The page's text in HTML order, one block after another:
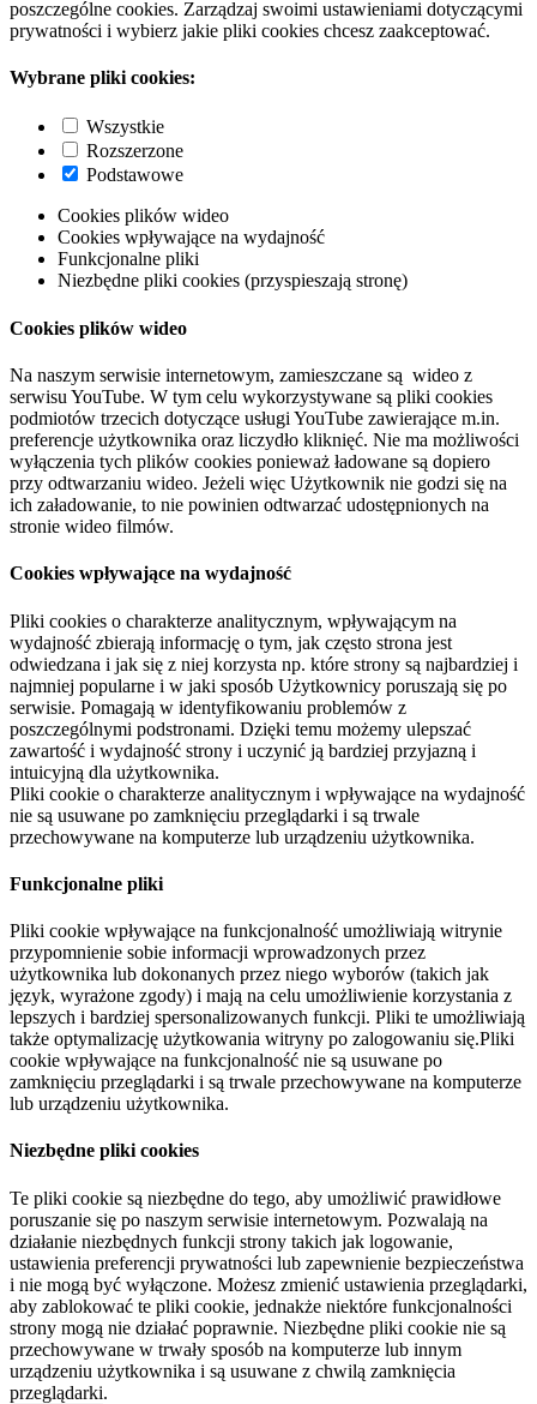
poszczególne cookies. Zarządzaj swoimi ustawieniami dotyczącymi
prywatności i wybierz jakie pliki cookies chcesz zaakceptować.
Wybrane pliki cookies:
Wszystkie
Rozszerzone
Podstawowe
Cookies plików wideo
Cookies wpływające na wydajność
Funkcjonalne pliki
Niezbędne pliki cookies (przyspieszają stronę)
Cookies plików wideo
Na naszym serwisie internetowym, zamieszczane są wideo z
serwisu YouTube. W tym celu wykorzystywane są pliki cookies
podmiotów trzecich dotyczące usługi YouTube zawierające m.in.
preferencje użytkownika oraz liczydło kliknięć. Nie ma możliwości
wyłączenia tych plików cookies ponieważ ładowane są dopiero
przy odtwarzaniu wideo. Jeżeli więc Użytkownik nie godzi się na
ich załadowanie, to nie powinien odtwarzać udostępnionych na
stronie wideo filmów.
Cookies wpływające na wydajność
Pliki cookies o charakterze analitycznym, wpływającym na
wydajność zbierają informację o tym, jak często strona jest
odwiedzana i jak się z niej korzysta np. które strony są najbardziej i
najmniej popularne i w jaki sposób Użytkownicy poruszają się po
serwisie. Pomagają w identyfikowaniu problemów z
poszczególnymi podstronami. Dzięki temu możemy ulepszać
zawartość i wydajność strony i uczynić ją bardziej przyjazną i
intuicyjną dla użytkownika.
Pliki cookie o charakterze analitycznym i wpływające na wydajność
nie są usuwane po zamknięciu przeglądarki i są trwale
przechowywane na komputerze lub urządzeniu użytkownika.
Funkcjonalne pliki
Pliki cookie wpływające na funkcjonalność umożliwiają witrynie
przypomnienie sobie informacji wprowadzonych przez
użytkownika lub dokonanych przez niego wyborów (takich jak
język, wyrażone zgody) i mają na celu umożliwienie korzystania z
lepszych i bardziej spersonalizowanych funkcji. Pliki te umożliwiają
także optymalizację użytkowania witryny po zalogowaniu się.Pliki
cookie wpływające na funkcjonalność nie są usuwane po
zamknięciu przeglądarki i są trwale przechowywane na komputerze
lub urządzeniu użytkownika.
Niezbędne pliki cookies
Te pliki cookie są niezbędne do tego, aby umożliwić prawidłowe
poruszanie się po naszym serwisie internetowym. Pozwalają na
działanie niezbędnych funkcji strony takich jak logowanie,
ustawienia preferencji prywatności lub zapewnienie bezpieczeństwa
i nie mogą być wyłączone. Możesz zmienić ustawienia przeglądarki,
aby zablokować te pliki cookie, jednakże niektóre funkcjonalności
strony mogą nie działać poprawnie. Niezbędne pliki cookie nie są
przechowywane w trwały sposób na komputerze lub innym
urządzeniu użytkownika i są usuwane z chwilą zamknięcia
przeglądarki.